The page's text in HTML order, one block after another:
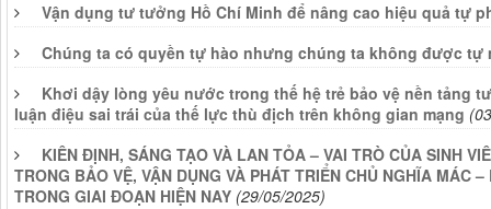
Vận dụng tư tưởng Hồ Chí Minh để nâng cao hiệu quả tự
Chúng ta có quyền tự hào nhưng chúng ta không được tự
Khơi dậy lòng yêu nước trong thế hệ trẻ bảo vệ nền tảng
luận điệu sai trái của thế lực thù địch trên không gian mạng
KIÊN ĐỊNH, SÁNG TẠO VÀ LAN TỎA – VAI TRÒ CỦA SINH
TRONG BẢO VỆ, VẬN DỤNG VÀ PHÁT TRIỂN CHỦ NGHĨA MÁC
TRONG GIAI ĐOẠN HIỆN NAY (29/05/2025)